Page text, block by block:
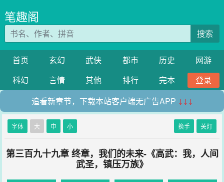
笔趣阁
搜索
首页 玄幻 武侠 都市 历史
网游
科幻
言情 其他 排行 完本
登录
追看新章节，下载本站客户端无广告APP ↓↓↓
字体 大 中 小 换手 关灯
第三百九十九章 终章，我们的未来-《高武：我，人间
武圣，镇压万族》